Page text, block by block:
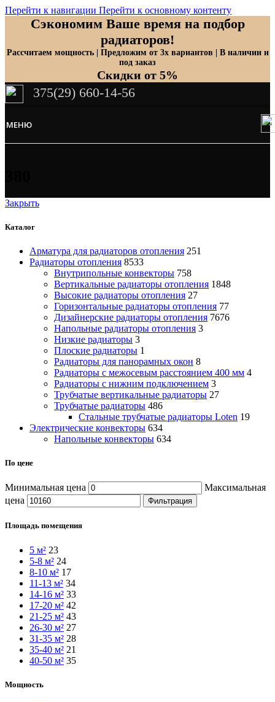
Перейти к навигации Перейти к основному контенту
Сэкономим Ваше время на подбор
радиаторов!
Рассчитаем мощность | Предложим от 3х вариантов | В наличии и
под заказ
Скидки от 5%
375(29) 660-14-56
МЕНЮ
Закрыть
Каталог
Арматура для радиаторов отопления 251
Радиаторы отопления 8533
Внутрипольные конвекторы 758
Вертикальные радиаторы отопления 1848
Высокие радиаторы отопления 27
Горизонтальные радиаторы отопления 77
Дизайнерские радиаторы отопления 7676
Напольные радиаторы отопления 3
Низкие радиаторы 3
Плоские радиаторы 1
Радиаторы для панорамных окон 8
Радиаторы с межосевым расстоянием 400 мм 4
Радиаторы с нижним подключением 3
Трубчатые вертикальные радиаторы 27
Трубчатые радиаторы 486
Cтальные трубчатые радиаторы Loten 19
Электрические конвекторы 634
Напольные конвекторы 634
По цене
Минимальная цена
Максимальная
цена
Фильтрация
Площадь помещения
5 м² 23
5-8 м² 24
8-10 м² 17
11-13 м² 34
14-16 м² 33
17-20 м² 42
21-25 м² 43
26-30 м² 27
31-35 м² 28
35-40 м² 21
40-50 м² 35
Мощность